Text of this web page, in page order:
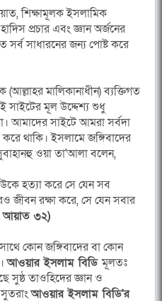
শিক্ষামূলক ইসলামিক
প্রচার এবং জ্ঞান অর্জনের
সর্ব সাধারনের জন্য পোষ্ট করে
মালিকানাধীন) ব্যক্তিগত
সাইটের মূল উদ্দেশ্য শুধু
আমাদের সাইটে আমরা সর্বদা
থাকি। ইসলামে জঙ্গিবাদের
ওয়া তা'আলা বলেন,
হত্যা করে সে যেন সব
জীবন রক্ষা করে, সে যেন সবার
আয়াত ৩২)
কোন জঙ্গিবাদের বা কোন
আওয়ার ইসলাম বিডিমূলতঃ
সুষ্ঠ তাওহিদের জ্ঞান ও
সুতরাংআওয়ার ইসলাম বিডি'র